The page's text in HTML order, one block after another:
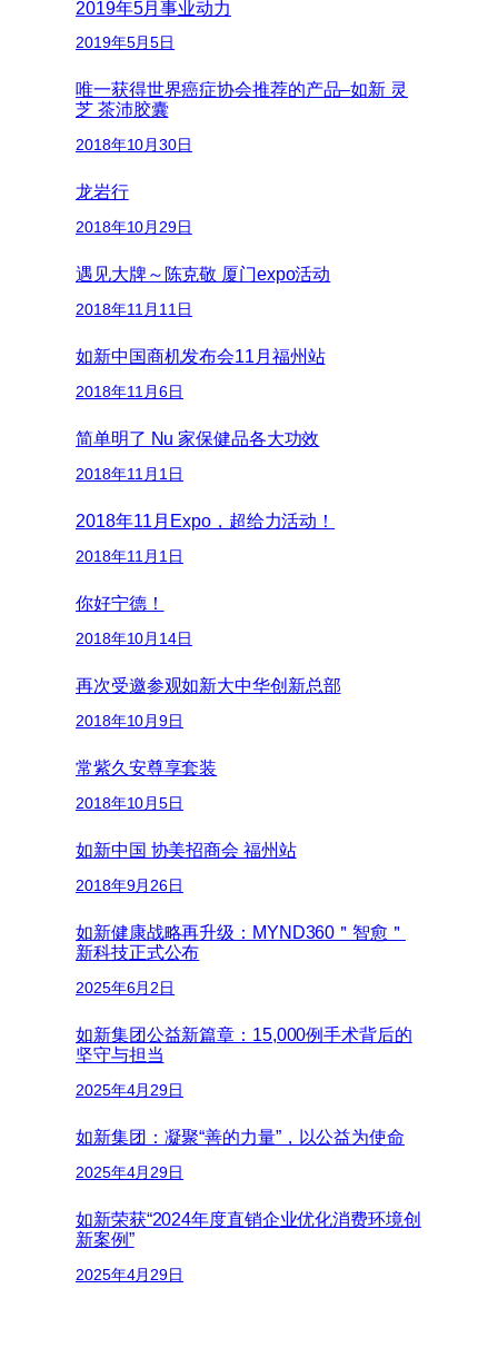
2019年5月事业动力
2019年5月5日
唯一获得世界癌症协会推荐的产品–如新 灵
芝 茶沛胶囊
2018年10月30日
龙岩行
2018年10月29日
遇见大牌～陈克敬 厦门expo活动
2018年11月11日
如新中国商机发布会11月福州站
2018年11月6日
简单明了 Nu 家保健品各大功效
2018年11月1日
2018年11月Expo，超给力活动！
2018年11月1日
你好宁德！
2018年10月14日
再次受邀参观如新大中华创新总部
2018年10月9日
常紫久安尊享套装
2018年10月5日
如新中国 协美招商会 福州站
2018年9月26日
如新健康战略再升级：MYND360＂智愈＂
新科技正式公布
2025年6月2日
如新集团公益新篇章：15,000例手术背后的
坚守与担当
2025年4月29日
如新集团：凝聚“善的力量”，以公益为使命
2025年4月29日
如新荣获“2024年度直销企业优化消费环境创
新案例”
2025年4月29日